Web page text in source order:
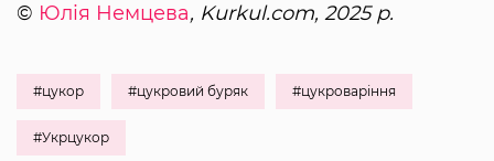
© Юлія Немцева, Kurkul.com, 2025 р.
#цукор #цукровий буряк #цукроваріння
#Укрцукор